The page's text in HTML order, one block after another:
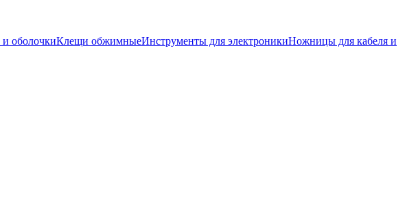
оболочкиКлещи обжимныеИнструменты для электроникиНожницы для кабеля и